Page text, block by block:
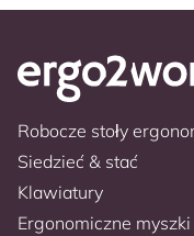
Robocze stoły
Siedzieć & stać
Klawiatury
Ergonomiczne myszki